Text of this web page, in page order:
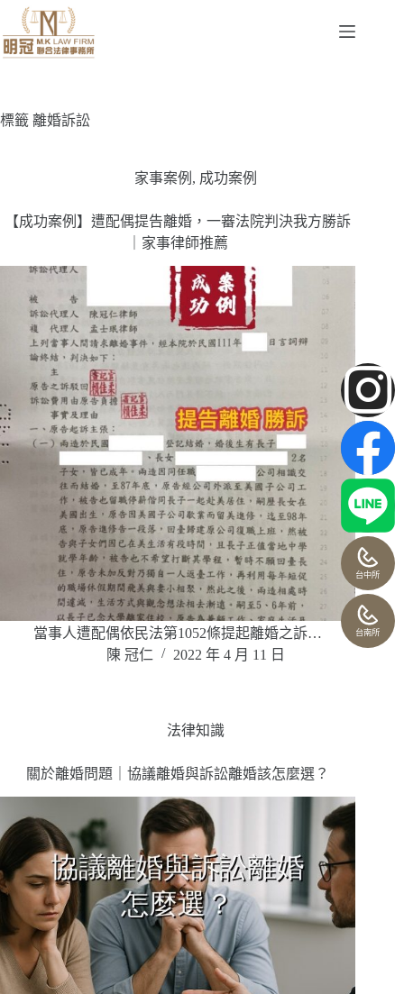
標籤 離婚訴訟
家事案例 , 成功案例
【成功案例】遭配偶提告離婚，一審法院判決我方勝訴
｜家事律師推薦
當事人遭配偶依民法第1052條提起離婚之訴…
陳 冠仁
2022 年 4 月 11 日
法律知識
關於離婚問題｜協議離婚與訴訟離婚該怎麼選？
台中所
台南所